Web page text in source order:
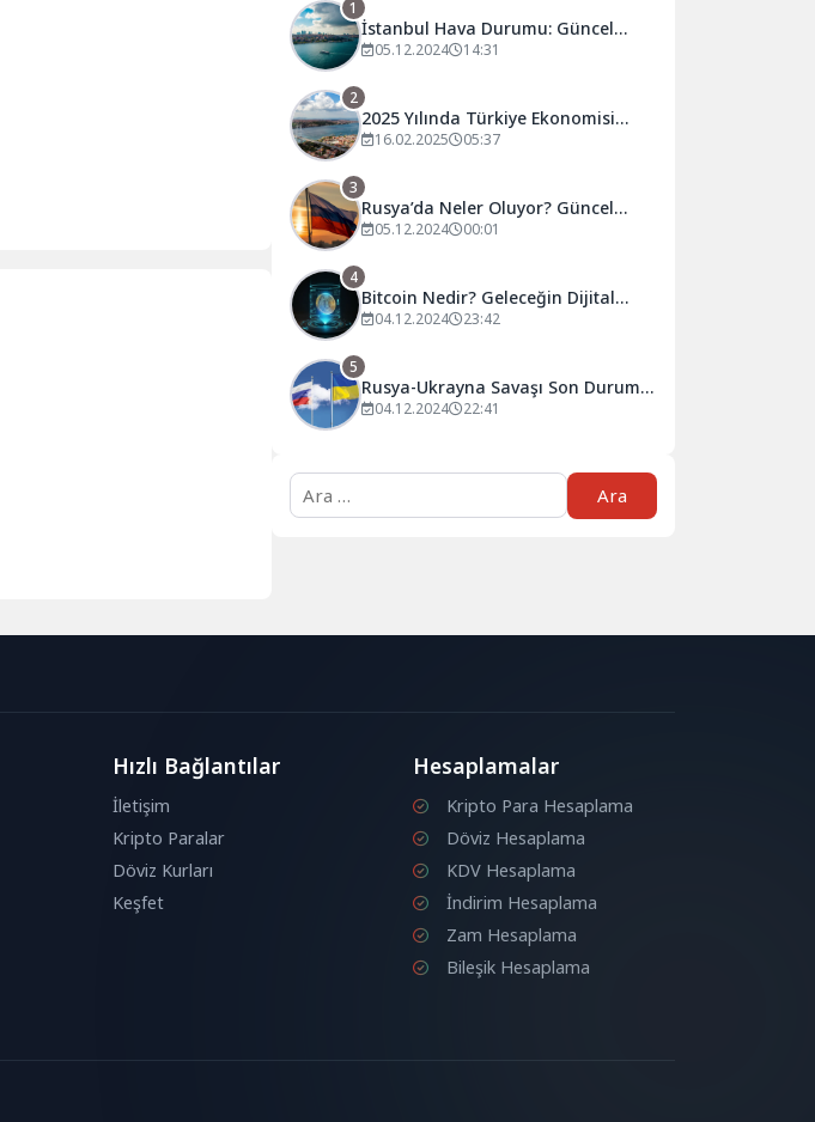
1
İstanbul Hava Durumu: Güncel
Tahminler ve Öneriler
05.12.2024 14:31
2
2025 Yılında Türkiye Ekonomisi
Nasıl Şekillenecek?
16.02.2025 05:37
3
Rusya’da Neler Oluyor? Güncel
Gelişmeler ve Analizler
05.12.2024 00:01
4
Bitcoin Nedir? Geleceğin Dijital
Para Birimi Hakkında Bilmeniz
04.12.2024 23:42
5
Rusya-Ukrayna Savaşı Son Durum:
Güncel Gelişmeler ve Analizler
04.12.2024 22:41
Hızlı Bağlantılar
İletişim
Kripto Paralar
Döviz Kurları
Keşfet
Hesaplamalar
Kripto Para Hesaplama
Döviz Hesaplama
KDV Hesaplama
İndirim Hesaplama
Zam Hesaplama
Bileşik Hesaplama